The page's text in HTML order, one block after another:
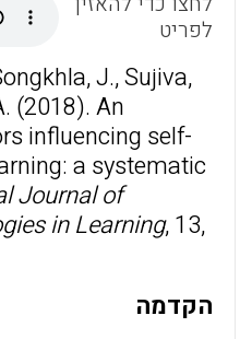
לפריט
J., Sujiva,
(2018). An
influencing self-
a systematic
Journal of
in Learning, 13,
הקדמה